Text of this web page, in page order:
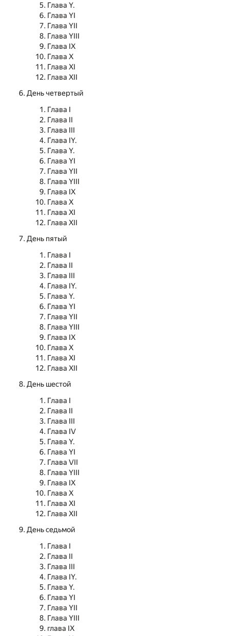
Глава Y.
Глава YI
Глава YII
Глава YIII
Глава IX
Глава X
Глава XI
Глава XII
День четвертый
Глава I
Глава II
Глава III
Глава IY.
Глава Y.
Глава YI
Глава YII
Глава YIII
Глава IX
Глава X
Глава XI
Глава XII
День пятый
Глава I
Глава II
Глава III
Глава IY.
Глава Y.
Глава YI
Глава YII
Глава YIII
Глава IX
Глава X
Глава XI
Глава XII
День шестой
Глава I
Глава II
Глава III
Глава IV
Глава Y.
Глава YI
Глава VII
Глава YIII
Глава IX
Глава X
Глава XI
Глава XII
День седьмой
Глава I
Глава II
Глава III
Глава IY.
Глава Y.
Глава YI
Глава YII
Глава YIII
глава IX